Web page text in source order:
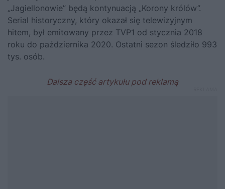
„Jagiellonowie” będą kontynuacją „Korony królów”.
Serial historyczny, który okazał się telewizyjnym
hitem, był emitowany przez TVP1 od stycznia 2018
roku do października 2020. Ostatni sezon śledziło 993
tys. osób.